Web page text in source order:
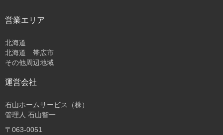
営業エリア
北海道
北海道 帯広市
その他周辺地域
運営会社
石山ホームサービス（株）
管理人 石山智一
〒063-0051